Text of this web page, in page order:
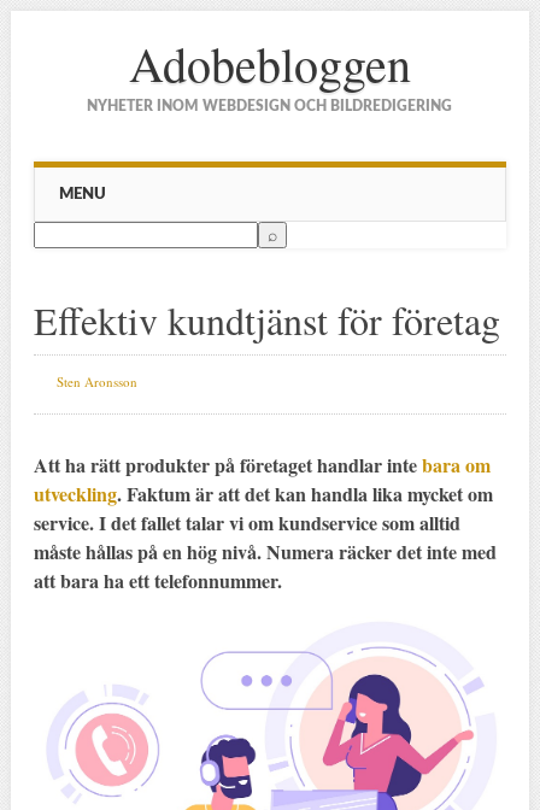
Adobebloggen
NYHETER INOM WEBDESIGN OCH BILDREDIGERING
Main menu
Skip to content
MENU
Effektiv kundtjänst för företag
Sten Aronsson
Att ha rätt produkter på företaget handlar intebara om
utveckling. Faktum är att det kan handla lika mycket om
service. I det fallet talar vi om kundservice som alltid
måste hållas på en hög nivå. Numera räcker det inte med
att bara ha ett telefonnummer.